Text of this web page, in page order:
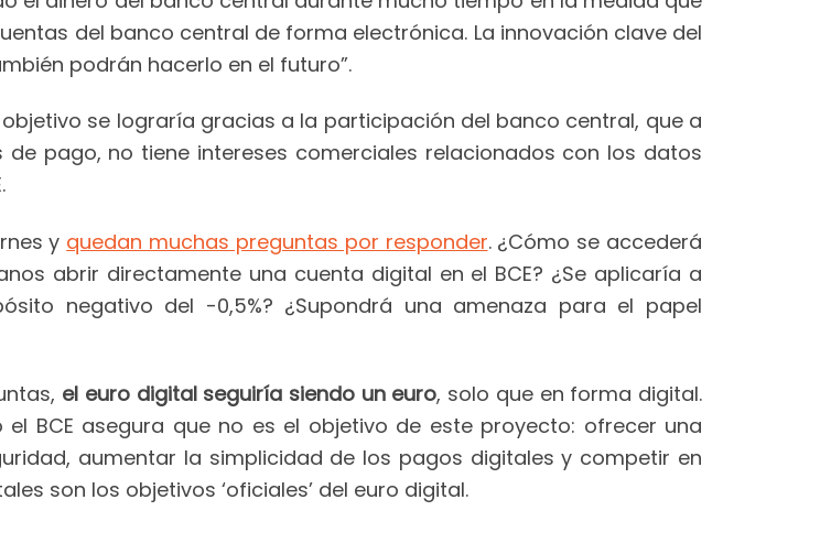
del banco central de forma electrónica. La innovación clave del
podrán hacerlo en el futuro”.
objetivo se lograría gracias a la participación del banco central, que a
pago, no tiene intereses comerciales relacionados con los datos
y quedan muchas preguntas por responder. ¿Cómo se accederá
abrir directamente una cuenta digital en el BCE? ¿Se aplicaría a
negativo del -0,5%? ¿Supondrá una amenaza para el papel
el euro digital seguiría siendo un euro, solo que en forma digital.
BCE asegura que no es el objetivo de este proyecto: ofrecer una
aumentar la simplicidad de los pagos digitales y competir en
son los objetivos ‘oficiales’ del euro digital.